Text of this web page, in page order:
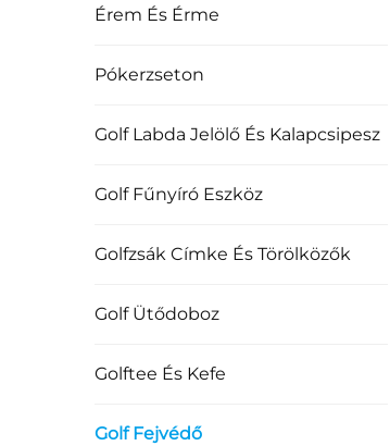
Érem És Érme
Pókerzseton
Golf Labda Jelölő És Kalapcsipesz
Golf Fűnyíró Eszköz
Golfzsák Címke És Törölközők
Golf Ütődoboz
Golftee És Kefe
Golf Fejvédő